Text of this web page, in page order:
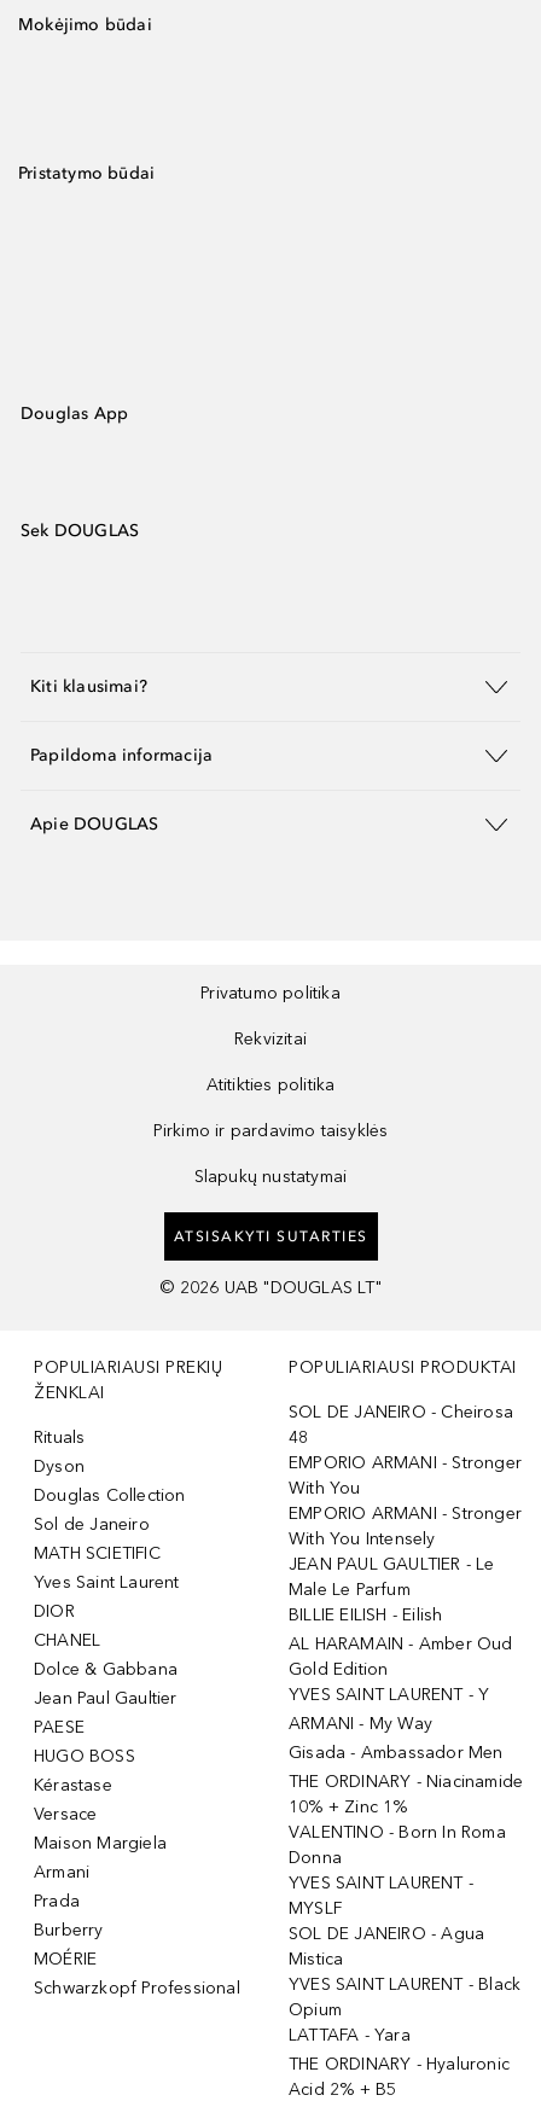
Mokėjimo būdai
Pristatymo būdai
Douglas App
Sek DOUGLAS
Kiti klausimai?
Papildoma informacija
Apie DOUGLAS
Privatumo politika
Rekvizitai
Atitikties politika
Pirkimo ir pardavimo taisyklės
Slapukų nustatymai
ATSISAKYTI SUTARTIES
© 2026 UAB "DOUGLAS LT"
POPULIARIAUSI PREKIŲ
ŽENKLAI
Rituals
Dyson
Douglas Collection
Sol de Janeiro
MATH SCIETIFIC
Yves Saint Laurent
DIOR
CHANEL
Dolce & Gabbana
Jean Paul Gaultier
PAESE
HUGO BOSS
Kérastase
Versace
Maison Margiela
Armani
Prada
Burberry
MOÉRIE
Schwarzkopf Professional
POPULIARIAUSI PRODUKTAI
SOL DE JANEIRO - Cheirosa
48
EMPORIO ARMANI - Stronger
With You
EMPORIO ARMANI - Stronger
With You Intensely
JEAN PAUL GAULTIER - Le
Male Le Parfum
BILLIE EILISH - Eilish
AL HARAMAIN - Amber Oud
Gold Edition
YVES SAINT LAURENT - Y
ARMANI - My Way
Gisada - Ambassador Men
THE ORDINARY - Niacinamide
10% + Zinc 1%
VALENTINO - Born In Roma
Donna
YVES SAINT LAURENT -
MYSLF
SOL DE JANEIRO - Agua
Mistica
YVES SAINT LAURENT - Black
Opium
LATTAFA - Yara
THE ORDINARY - Hyaluronic
Acid 2% + B5